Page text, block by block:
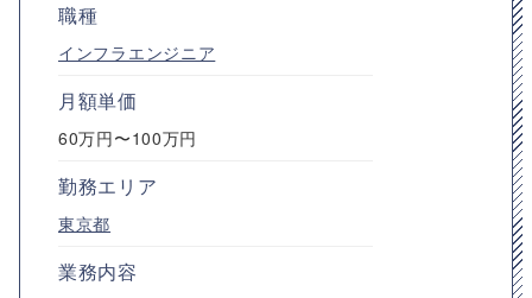
職種
インフラエンジニア
月額単価
60万円〜100万円
勤務エリア
東京都
業務内容